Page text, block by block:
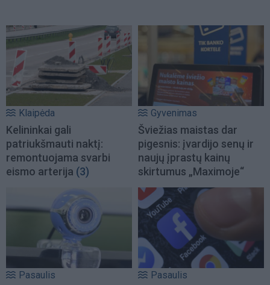
Klaipėda
Kelininkai gali
patriukšmauti naktį:
remontuojama svarbi
eismo arterija (3)
Gyvenimas
Šviežias maistas dar
pigesnis: įvardijo senų ir
naujų įprastų kainų
skirtumus „Maximoje“
Pasaulis Pasaulis